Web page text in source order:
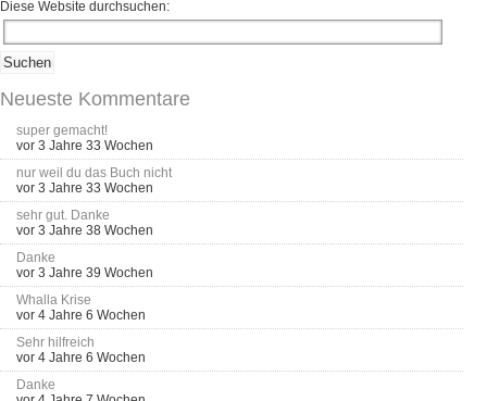
Diese Website durchsuchen:
Neueste Kommentare
super gemacht!
vor 3 Jahre 33 Wochen
nur weil du das Buch nicht
vor 3 Jahre 33 Wochen
sehr gut. Danke
vor 3 Jahre 38 Wochen
Danke
vor 3 Jahre 39 Wochen
Whalla Krise
vor 4 Jahre 6 Wochen
Sehr hilfreich
vor 4 Jahre 6 Wochen
Danke